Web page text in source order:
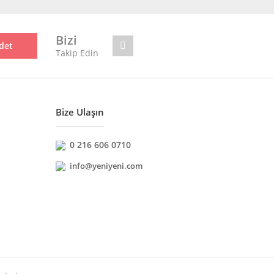
Bizi
Takip Edin
Bize Ulaşın
0 216 606 0710
info@yeniyeni.com